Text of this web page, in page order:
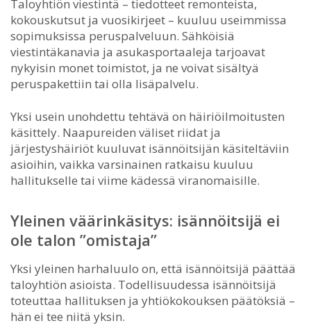
Taloyhtiön viestintä – tiedotteet remonteista,
kokouskutsut ja vuosikirjeet – kuuluu useimmissa
sopimuksissa peruspalveluun. Sähköisiä
viestintäkanavia ja asukasportaaleja tarjoavat
nykyisin monet toimistot, ja ne voivat sisältyä
peruspakettiin tai olla lisäpalvelu.
Yksi usein unohdettu tehtävä on häiriöilmoitusten
käsittely. Naapureiden väliset riidat ja
järjestyshäiriöt kuuluvat isännöitsijän käsiteltäviin
asioihin, vaikka varsinainen ratkaisu kuuluu
hallitukselle tai viime kädessä viranomaisille.
Yleinen väärinkäsitys: isännöitsijä ei
ole talon ”omistaja”
Yksi yleinen harhaluulo on, että isännöitsijä päättää
taloyhtiön asioista. Todellisuudessa isännöitsijä
toteuttaa hallituksen ja yhtiökokouksen päätöksiä –
hän ei tee niitä yksin.